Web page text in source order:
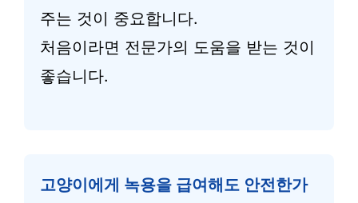
주는 것이 중요합니다.
처음이라면 전문가의 도움을 받는 것이
좋습니다.
고양이에게 녹용을 급여해도 안전한가